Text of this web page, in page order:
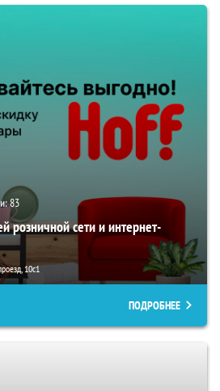
83
розничной сети и интернет-
10с1
ПОДРОБНЕЕ